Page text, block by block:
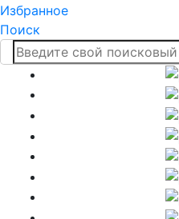
Избранное
Поиск